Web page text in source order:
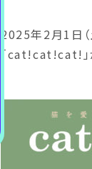
2025年2月1日（
「cat!cat!cat!」